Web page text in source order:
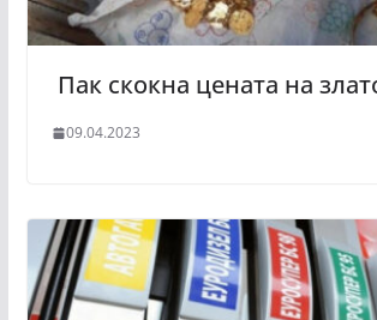
Пак скокна цената на
09.04.2023